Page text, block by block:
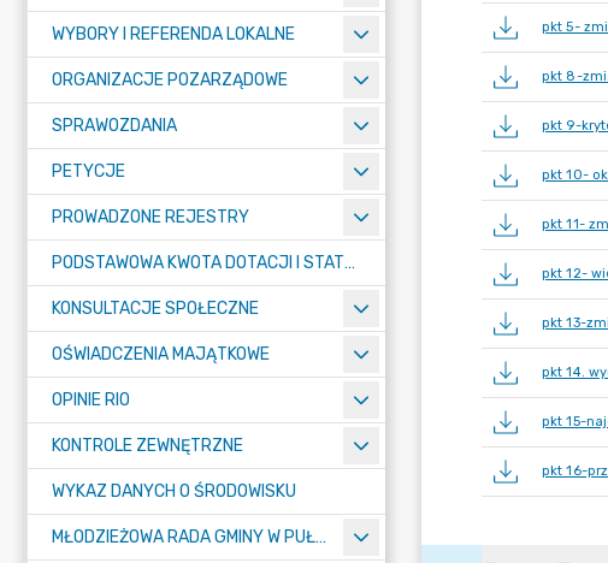
WYBORY I REFERENDA LOKALNE
ORGANIZACJE POZARZĄDOWE
SPRAWOZDANIA
PETYCJE
PROWADZONE REJESTRY
PODSTAWOWA KWOTA DOTACJI I STATYSTYCZNA LICZBA UCZNIÓW
KONSULTACJE SPOŁECZNE
OŚWIADCZENIA MAJĄTKOWE
OPINIE RIO
KONTROLE ZEWNĘTRZNE
WYKAZ DANYCH O ŚRODOWISKU
MŁODZIEŻOWA RADA GMINY W PUŁTUSKU
pkt 5-
pkt 8-
pkt 9-
pkt 10-
pkt 11-
pkt 12-
pkt 13-
pkt 14.
pkt 15-
pkt 16-